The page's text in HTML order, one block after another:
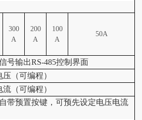
300
A
200
A
100
A
50A
号输出RS-485控制界面
压 （可编程）
流 （可编程）
带预置按键，可预先设定电压电流